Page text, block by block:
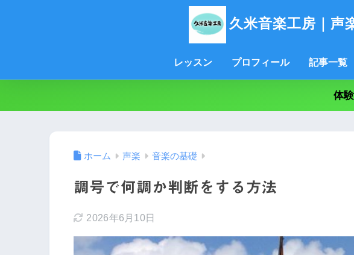
久米音楽工房｜声
レッスン プロフィール 記事一覧
体
ホーム 声楽 音楽の基礎
調号で何調か判断をする方法
2026年6月10日